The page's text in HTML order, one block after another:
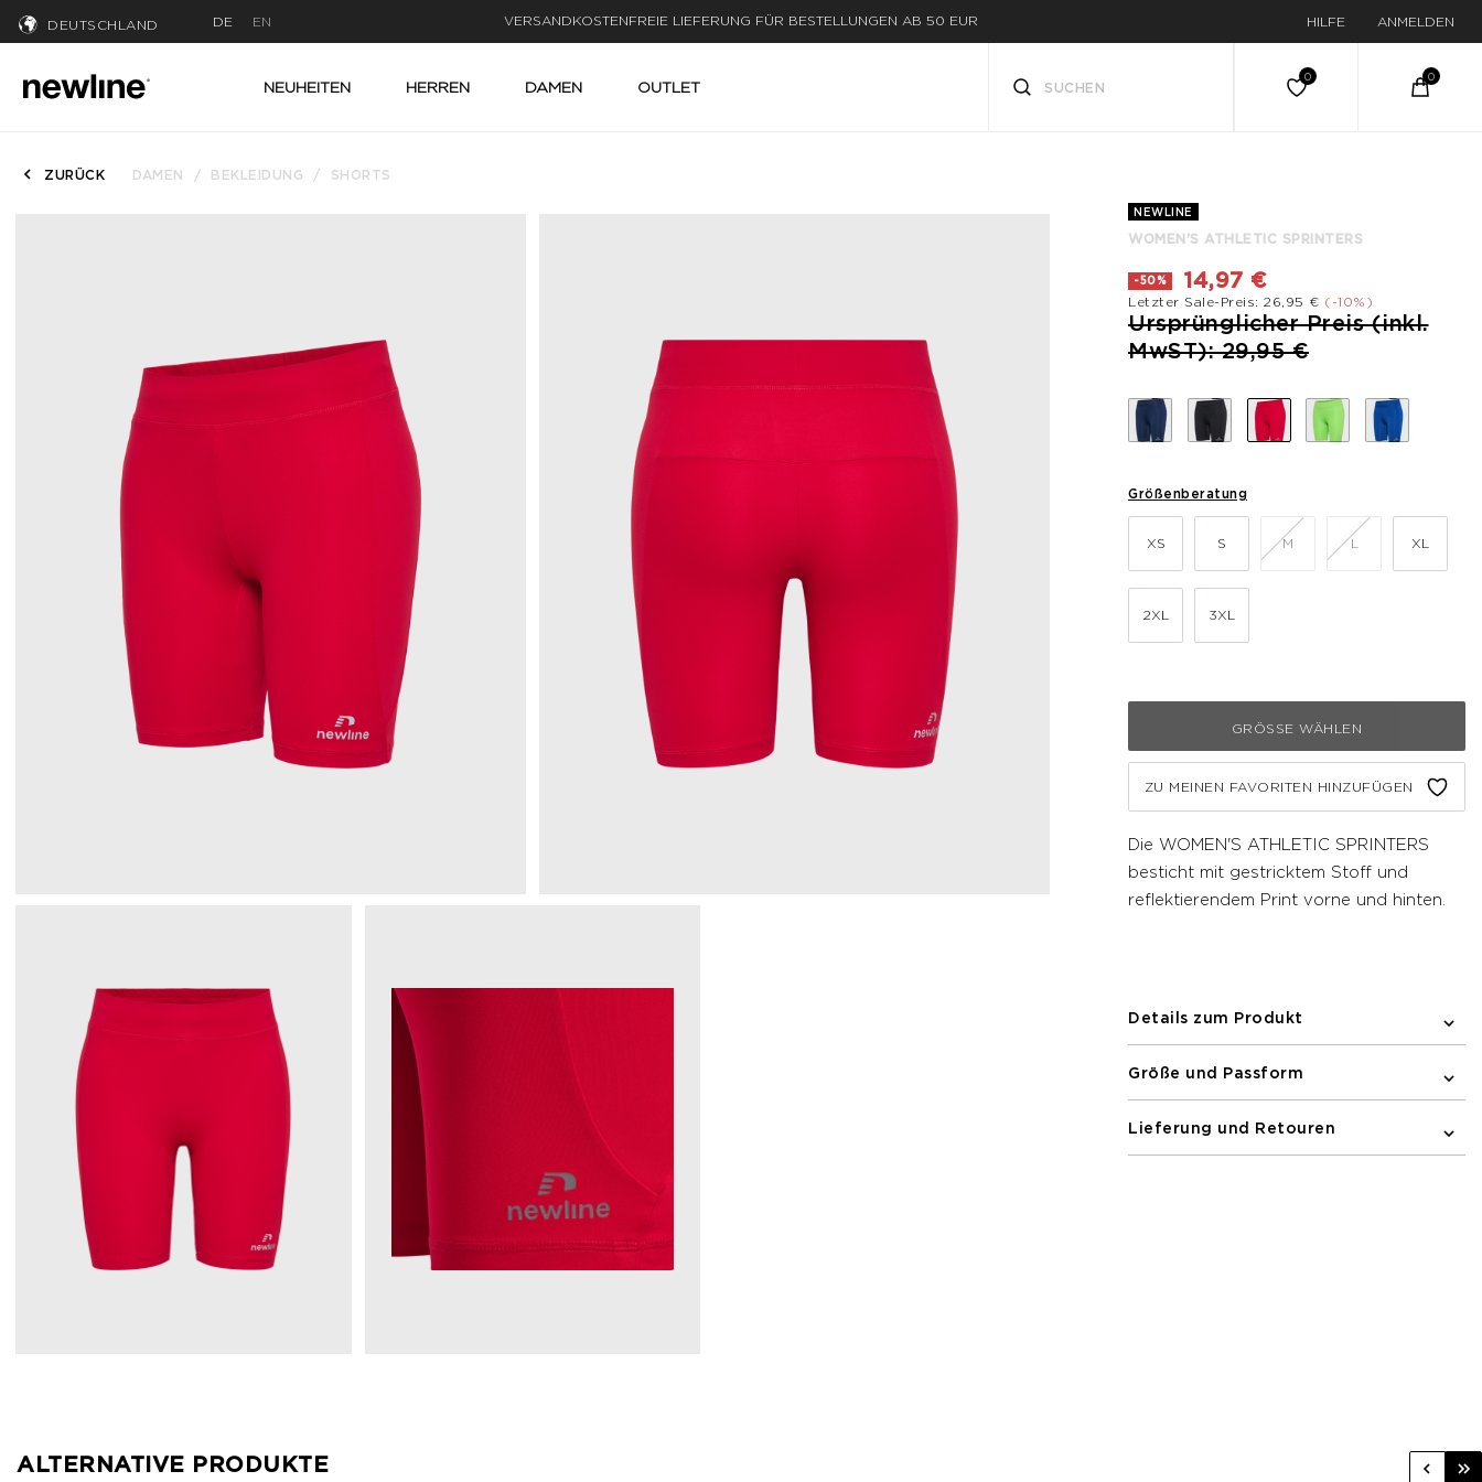
DEUTSCHLAND DE EN LIEFERUNG IN 1-3 WERKTAGEN HILFE ANMELDEN
NEUHEITEN HERREN DAMEN OUTLET
ZURÜCK DAMEN BEKLEIDUNG SHORTS
NEWLINE
WOMEN'S ATHLETIC SPRINTERS
-50% 14,97 €
Letzter Sale-Preis: 26,95 € (-10%)
Preis reduziert von
Ursprünglicher Preis (inkl.
MwST): 29,95 €bis
Größenberatung
XS S M L XL
2XL 3XL
GRÖSSE WÄHLEN
ZU MEINEN FAVORITEN HINZUFÜGEN
Die WOMEN'S ATHLETIC SPRINTERS
besticht mit gestricktem Stoff und
reflektierendem Print vorne und hinten.
Details zum Produkt
Größe und Passform
Lieferung und Retouren
ALTERNATIVE PRODUKTE